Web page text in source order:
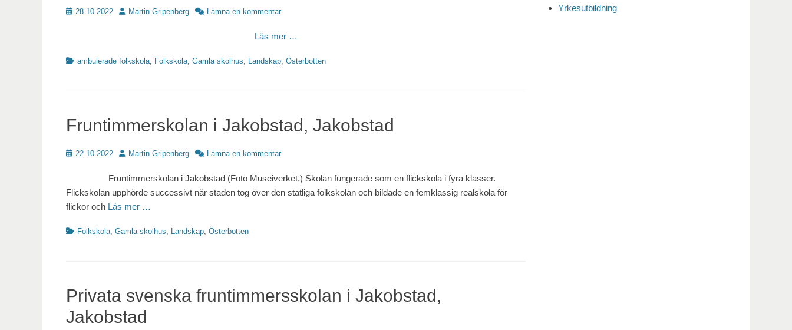
Publicerat
28.10.2022 Författare
Martin Gripenberg Lämna en kommentar
Läs mer …
Kategorier
ambulerade folkskola, Folkskola, Gamla skolhus, Landskap, Österbotten
Fruntimmerskolan i Jakobstad, Jakobstad
Publicerat
22.10.2022 Författare
Martin Gripenberg Lämna en kommentar
Fruntimmerskolan i Jakobstad (Foto Museiverket.) Skolan fungerade som en flickskola i fyra klasser.
Flickskolan upphörde successivt när staden tog över den statliga folkskolan och bildade en femklassig realskola för
flickor och Läs mer …
Kategorier
Folkskola, Gamla skolhus, Landskap, Österbotten
Privata svenska fruntimmersskolan i Jakobstad,
Jakobstad
Yrkesutbildning